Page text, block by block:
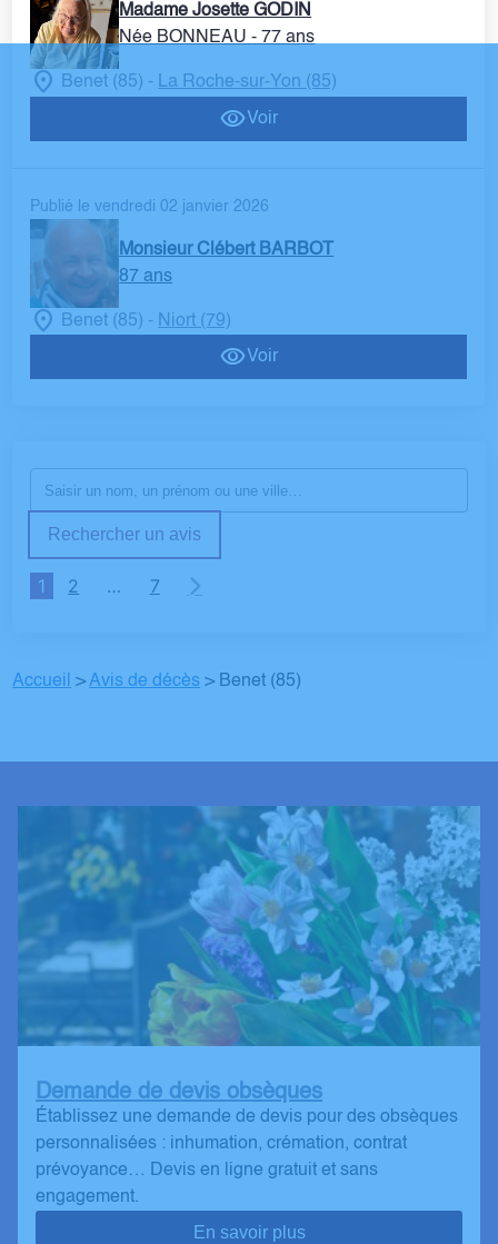
Madame Josette GODIN
Née BONNEAU - 77 ans
Benet (85) - La Roche-sur-Yon (85)
Voir
Publié le vendredi 02 janvier 2026
Monsieur Clébert BARBOT
87 ans
Benet (85) - Niort (79)
Voir
Rechercher un avis
1 2 … 7
Accueil >Avis de décès > Benet (85)
Demande de devis obsèques
Établissez une demande de devis pour des obsèques
personnalisées : inhumation, crémation, contrat
prévoyance… Devis en ligne gratuit et sans
engagement.
En savoir plus